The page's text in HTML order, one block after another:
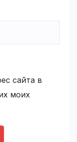
сайта в
моих